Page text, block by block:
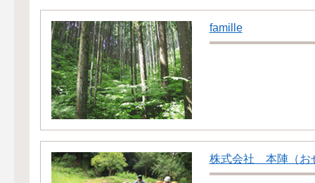
famille
株式会社 本陣（お